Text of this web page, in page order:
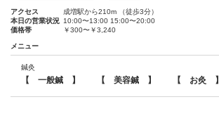
アクセス
成増駅から210m （徒歩3分）
本日の営業状況 10:00〜13:00 15:00〜20:00
価格帯
￥300〜￥3,240
メニュー
鍼灸
【 一般鍼 】 【 美容鍼 】 【 お灸 】